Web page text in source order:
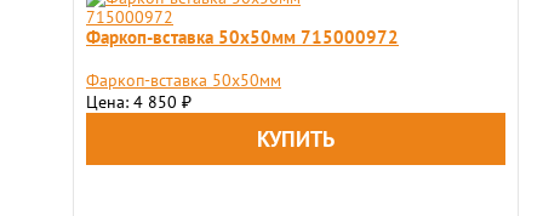
Фаркоп-вставка 50х50мм 715000972
Фаркоп-вставка 50х50мм
Цена: 4 850 ₽